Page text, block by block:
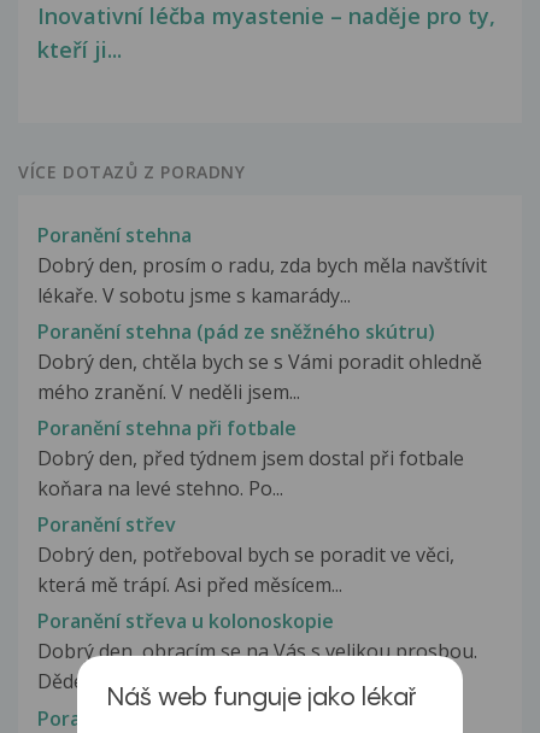
Inovativní léčba myastenie – naděje pro ty,
kteří ji...
VÍCE DOTAZŮ Z PORADNY
Poranění stehna
Dobrý den, prosím o radu, zda bych měla navštívit
lékaře. V sobotu jsme s kamarády...
Poranění stehna (pád ze sněžného skútru)
Dobrý den, chtěla bych se s Vámi poradit ohledně
mého zranění. V neděli jsem...
Poranění stehna při fotbale
Dobrý den, před týdnem jsem dostal při fotbale
koňara na levé stehno. Po...
Poranění střev
Dobrý den, potřeboval bych se poradit ve věci,
která mě trápí. Asi před měsícem...
Poranění střeva u kolonoskopie
Dobrý den, obracím se na Vás s velikou prosbou.
Dědeček se léčil se slabým...
Poranění svalového tříselního úponu
Náš web funguje jako lékař